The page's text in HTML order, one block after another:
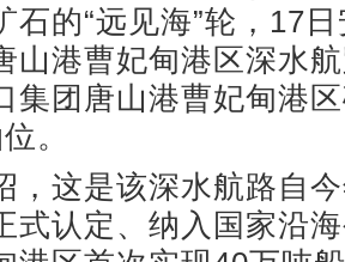
石的“远见海”轮，17
山港曹妃甸港区深水
集团唐山港曹妃甸港
。
这是该深水航路自今
式认定、纳入国家沿